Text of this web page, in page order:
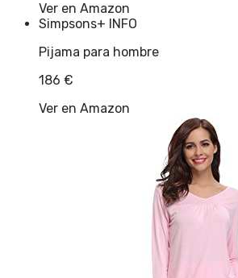
Ver en Amazon
Simpsons+ INFO
Pijama para hombre
186 €
Ver en Amazon